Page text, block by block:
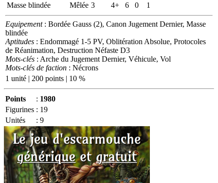
Masse blindée
Mêlée 3 4+ 6 0 1
Equipement: Bordée Gauss (2), Canon Jugement Dernier, Masse
blindée
Aptitudes : Endommagé 1-5 PV, Oblitération Absolue, Protocoles
de Réanimation, Destruction Néfaste D3
Mots-clés : Arche du Jugement Dernier, Véhicule, Vol
Mots-clés de faction : Nécrons
1 unité | 200 points | 10 %
Points : 1980
Figurines : 19
Unités
: 9